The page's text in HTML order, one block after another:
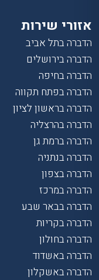
אזורי שירות
הדברה בתל אביב
הדברה בירושלים
הדברה בחיפה
הדברה בפתח תקווה
הדברה בראשון לציון
הדברה בהרצליה
הדברה ברמת גן
הדברה בנתניה
הדברה בצפון
הדברה במרכז
הדברה בבאר שבע
הדברה בקריות
הדברה בחולון
הדברה באשדוד
הדברה באשקלון